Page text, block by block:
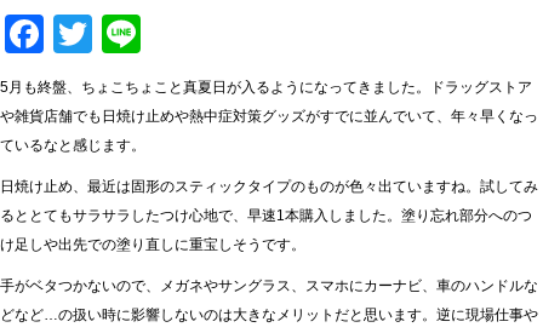
Facebook
Twitter
5月も終盤、ちょこちょこと真夏日が入るようになってきました。ドラッグストア
や雑貨店舗でも日焼け止めや熱中症対策グッズがすでに並んでいて、年々早くなっ
ているなと感じます。
日焼け止め、最近は固形のスティックタイプのものが色々出ていますね。試してみ
るととてもサラサラしたつけ心地で、早速1本購入しました。塗り忘れ部分へのつ
け足しや出先での塗り直しに重宝しそうです。
手がベタつかないので、メガネやサングラス、スマホにカーナビ、車のハンドルな
どなど…の扱い時に影響しないのは大きなメリットだと思います。逆に現場仕事や